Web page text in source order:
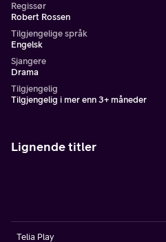
Regissør
Robert Rossen
Tilgjengelige språk
Engelsk
Sjangere
Drama
Tilgjengelig
Tilgjengelig i mer enn 3+ måneder
Lignende titler
Telia Play